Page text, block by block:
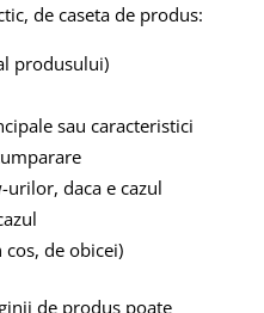
de caseta de produs:
produsului)
sau caracteristici
daca e cazul
cos, de obicei)
de produs poate